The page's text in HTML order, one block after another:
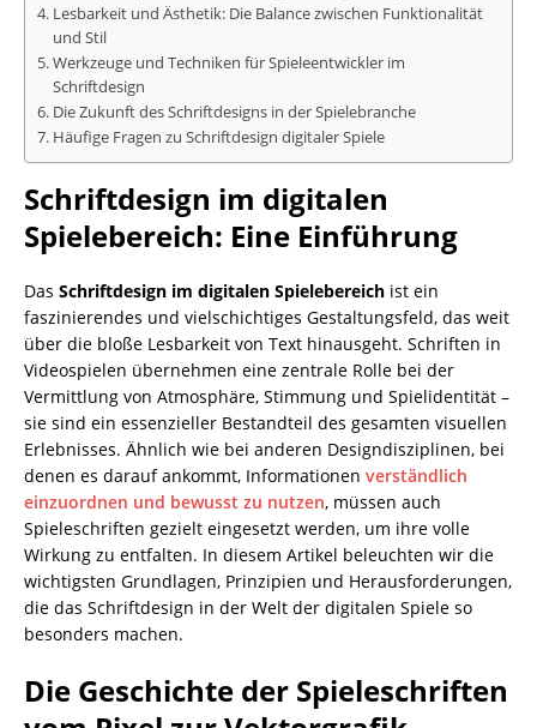
Lesbarkeit und Ästhetik: Die Balance zwischen Funktionalität
und Stil
Werkzeuge und Techniken für Spieleentwickler im
Schriftdesign
Die Zukunft des Schriftdesigns in der Spielebranche
Häufige Fragen zu Schriftdesign digitaler Spiele
Schriftdesign im digitalen
Spielebereich: Eine Einführung
Das Schriftdesign im digitalen Spielebereich ist ein
faszinierendes und vielschichtiges Gestaltungsfeld, das weit
über die bloße Lesbarkeit von Text hinausgeht. Schriften in
Videospielen übernehmen eine zentrale Rolle bei der
Vermittlung von Atmosphäre, Stimmung und Spielidentität –
sie sind ein essenzieller Bestandteil des gesamten visuellen
Erlebnisses. Ähnlich wie bei anderen Designdisziplinen, bei
denen es darauf ankommt, Informationen verständlich
einzuordnen und bewusst zu nutzen, müssen auch
Spieleschriften gezielt eingesetzt werden, um ihre volle
Wirkung zu entfalten. In diesem Artikel beleuchten wir die
wichtigsten Grundlagen, Prinzipien und Herausforderungen,
die das Schriftdesign in der Welt der digitalen Spiele so
besonders machen.
Die Geschichte der Spieleschriften